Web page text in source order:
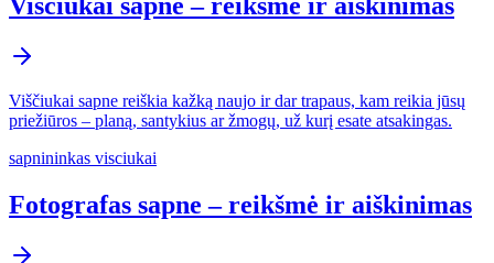
Viščiukai sapne – reikšmė ir aiškinimas
Viščiukai sapne reiškia kažką naujo ir dar trapaus, kam reikia jūsų
priežiūros – planą, santykius ar žmogų, už kurį esate atsakingas.
sapnininkas visciukai
Fotografas sapne – reikšmė ir aiškinimas